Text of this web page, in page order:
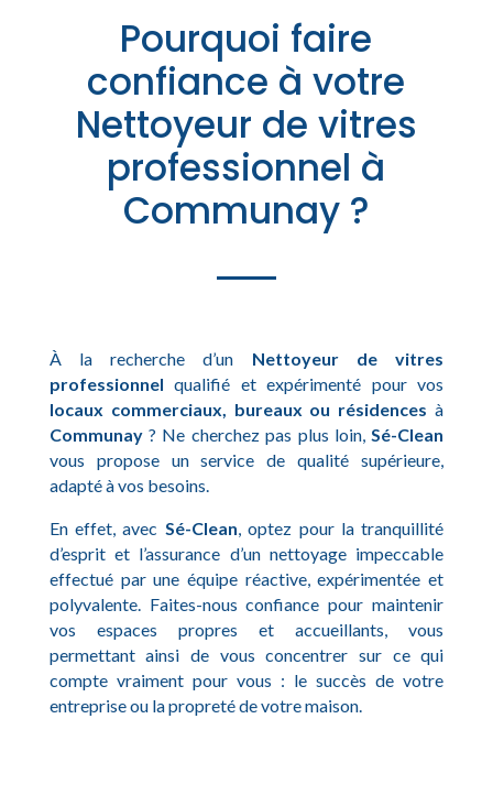
Pourquoi faire
confiance à votre
Nettoyeur de vitres
professionnel à
Communay ?
À la recherche d’un Nettoyeur de vitres
professionnel qualifié et expérimenté pour vos
locaux commerciaux, bureaux ou résidences à
Communay? Ne cherchez pas plus loin, Sé-Clean
vous propose un service de qualité supérieure,
adapté à vos besoins.
En effet, avec Sé-Clean , optez pour la tranquillité
d’esprit et l’assurance d’un nettoyage impeccable
effectué par une équipe réactive, expérimentée et
polyvalente. Faites-nous confiance pour maintenir
vos espaces propres et accueillants, vous
permettant ainsi de vous concentrer sur ce qui
compte vraiment pour vous : le succès de votre
entreprise ou la propreté de votre maison.